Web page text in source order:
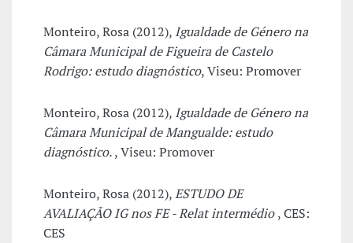
Monteiro, Rosa (2012), Igualdade de Género na
Câmara Municipal de Figueira de Castelo
Rodrigo: estudo diagnóstico, Viseu: Promover
Monteiro, Rosa (2012), Igualdade de Género na
Câmara Municipal de Mangualde: estudo
diagnóstico., Viseu: Promover
Monteiro, Rosa (2012),ESTUDO DE
AVALIAÇÃO IG nos FE - Relat intermédio, CES:
CES